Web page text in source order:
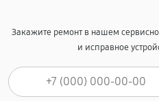
Закажите ремонт в нашем
и исправное